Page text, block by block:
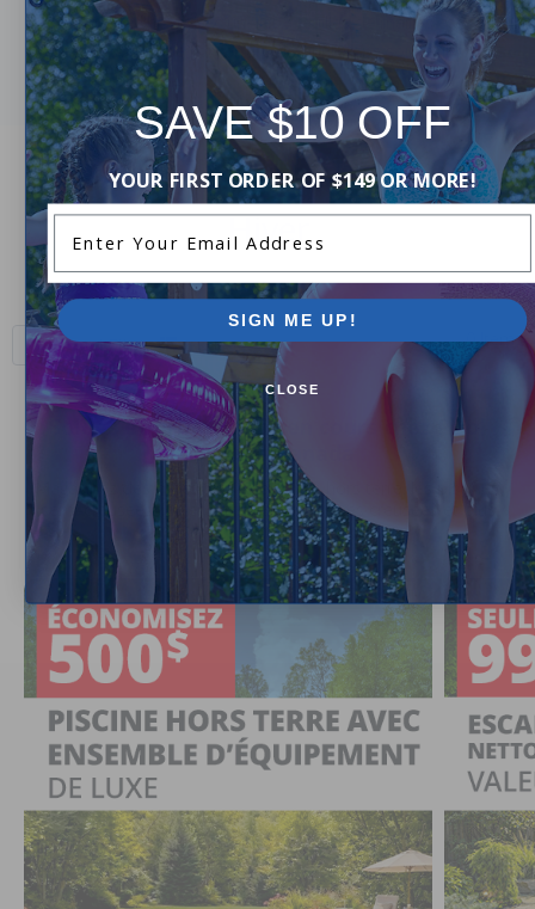
au début de l'hiver avec un filet à feuilles de mailles et
faites en sorte que l'ouverture du printemps soit facile!
Hiver
Sort and Filter 0 Items
Soldes et promotions en cours chez Pool
Supplies Canada
Magasinez des offres sur les piscines hors terre, les piscines
semi-creusées, les ensembles de piscines creusées et plus
encore.
SAVE $10 OFF
YOUR FIRST ORDER OF $149 OR MORE!
SIGN ME UP!
CLOSE